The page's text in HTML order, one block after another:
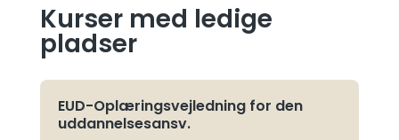
Kurser med ledige
pladser
EUD-Oplæringsvejledning for den
uddannelsesansv.